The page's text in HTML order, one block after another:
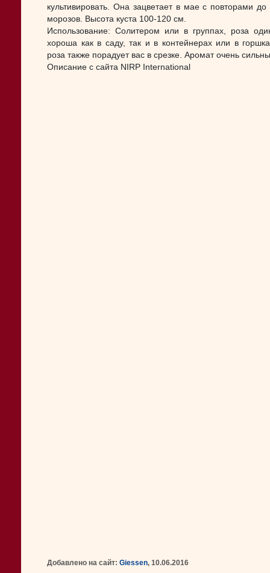
культивировать. Она зацветает в мае с повторами
морозов. Высота куста 100-120 см.
Использование: Солитером или в группах, роза
хороша как в саду, так и в контейнерах или в
роза также порадует вас в срезке. Аромат очень
Описание с сайта NIRP International
Добавлено на сайт: Giessen, 10.06.2016